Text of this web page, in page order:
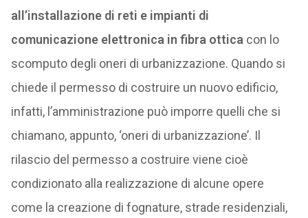
all’installazione di reti e impianti di
comunicazione elettronica in fibra ottica con lo
scomputo degli oneri di urbanizzazione. Quando si
chiede il permesso di costruire un nuovo edificio,
infatti, l’amministrazione può imporre quelli che si
chiamano, appunto, ‘oneri di urbanizzazione’. Il
rilascio del permesso a costruire viene cioè
condizionato alla realizzazione di alcune opere
come la creazione di fognature, strade residenziali,